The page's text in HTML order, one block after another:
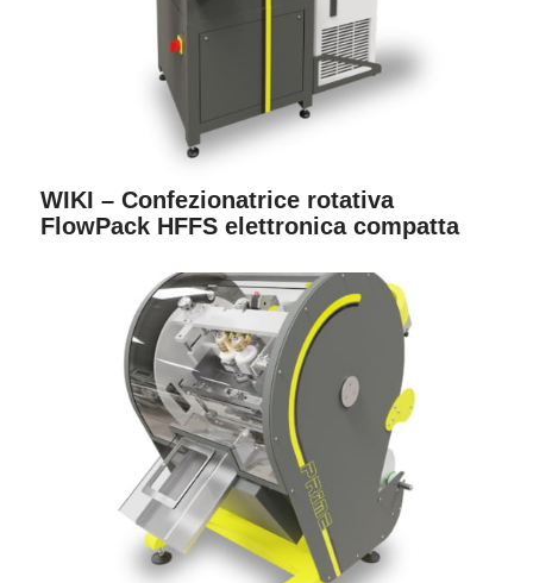
WIKI – Confezionatrice rotativa
FlowPack HFFS elettronica compatta